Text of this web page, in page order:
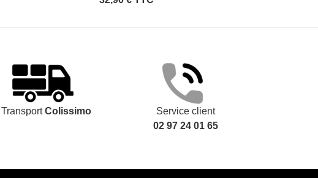
TransportColissimo
Service client
02 97 24 01 65